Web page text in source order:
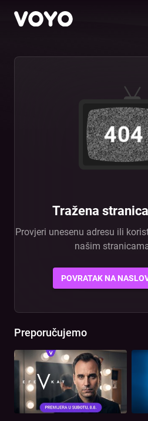
404
Tražena
Provjeri unesenu adresu ili
našim
POVRATAK NA
Preporučujemo